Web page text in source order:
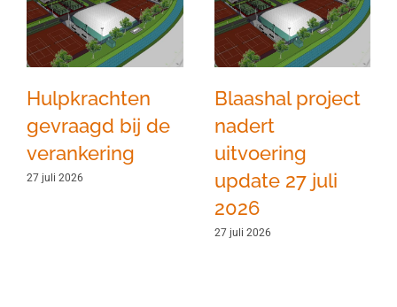
Hulpkrachten
gevraagd bij de
verankering
27 juli 2026
Blaashal project
nadert
uitvoering
update 27 juli
2026
27 juli 2026